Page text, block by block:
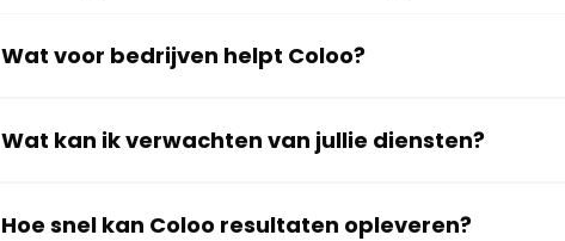
Wat voor bedrijven helpt Coloo?
Wat kan ik verwachten van jullie diensten?
Hoe snel kan Coloo resultaten opleveren?